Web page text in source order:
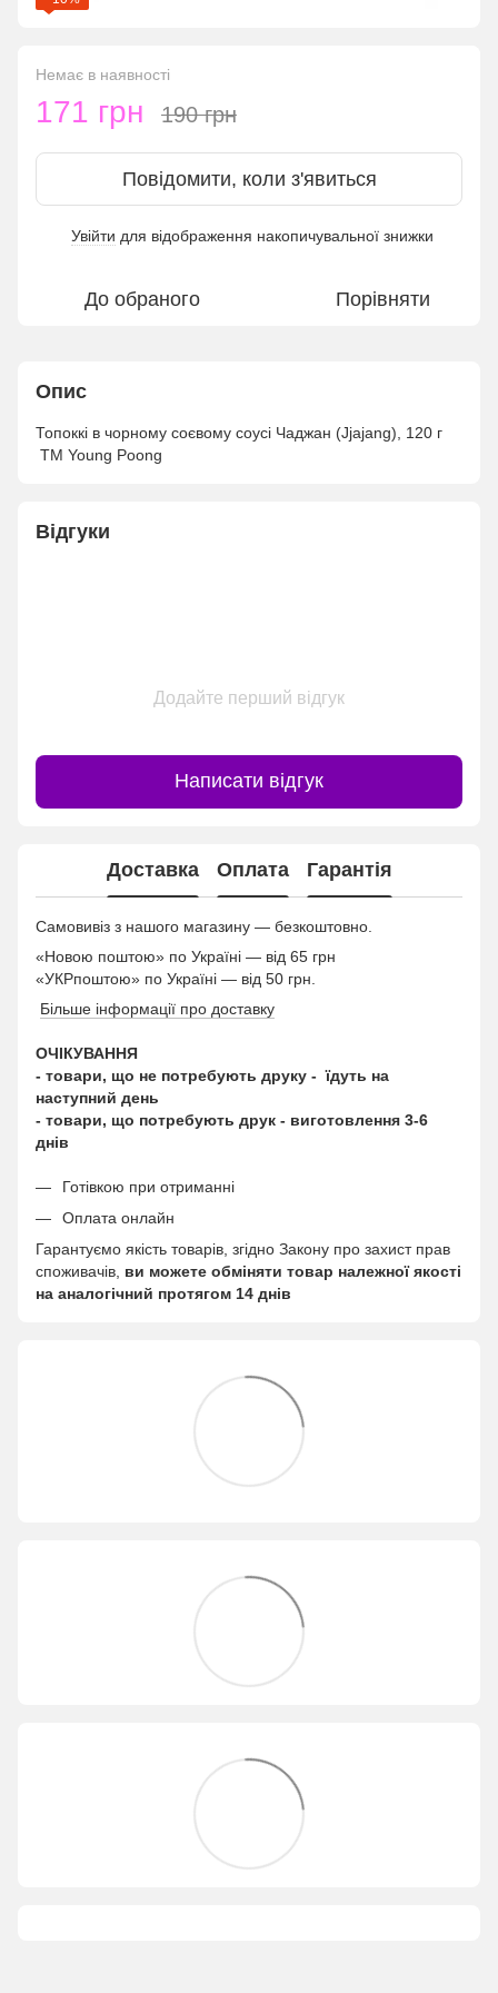
Немає в наявності
171 грн 190 грн
Повідомити, коли з'явиться
Увійти для відображення накопичувальної знижки
До обраного Порівняти
Опис
Топоккі в чорному соєвому соусі Чаджан (Jjajang), 120 г
ТМ Young Poong
Відгуки
Додайте перший відгук
Написати відгук
Доставка Оплата Гарантія
Самовивіз з нашого магазину — безкоштовно.
«Новою поштою» по Україні — від 65 грн
«УКРпоштою» по Україні — від 50 грн.
Більше інформації про доставку
ОЧІКУВАННЯ
- товари, що не потребують друку - їдуть на
наступний день
- товари, що потребують друк - виготовлення 3-6
днів
Готівкою при отриманні
Оплата онлайн
Гарантуємо якість товарів, згідно Закону про захист прав
споживачів, ви можете обміняти товар належної якості
на аналогічний протягом 14 днів